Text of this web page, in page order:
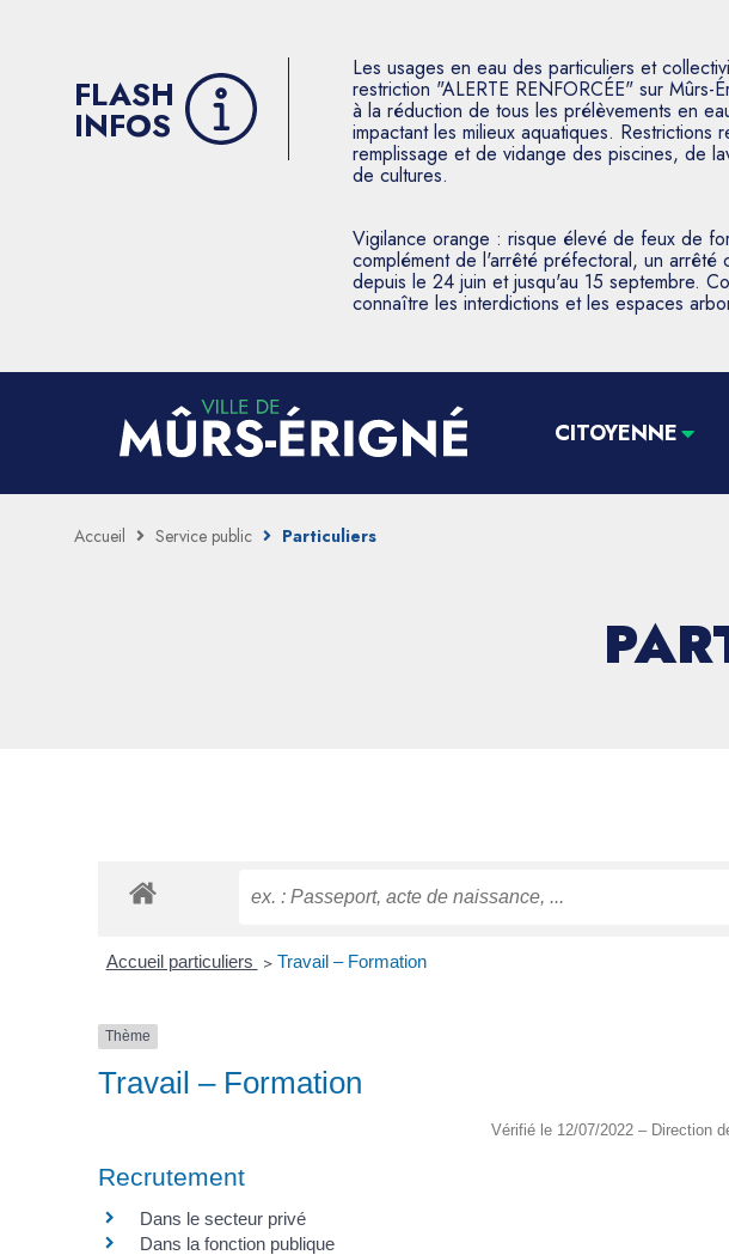
FLASH
INFOS
Les usages en eau des particuliers et
restriction "ALERTE RENFORCÉE" sur
à la réduction de tous les prélèvements en
impactant les milieux aquatiques. Restrictions
remplissage et de vidange des piscines, de
de cultures.
Vigilance orange : risque élevé de feux de
complément de l'arrêté préfectoral, un arrêté
depuis le 24 juin et jusqu'au 15 septembre.
connaître les interdictions et les espaces
CITOYENNE
Accueil Service public Particuliers
Accueil particuliers > Travail – Formation
Thème
Travail – Formation
Vérifié le 12/07/2022 – Direction
Recrutement
Dans le secteur privé
Dans la fonction publique